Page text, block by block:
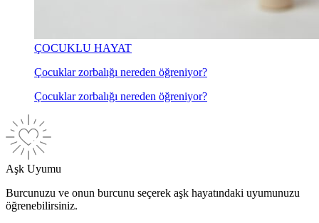
ÇOCUKLU HAYAT
Çocuklar zorbalığı nereden öğreniyor?
Çocuklar zorbalığı nereden öğreniyor?
Aşk Uyumu
Burcunuzu ve onun burcunu seçerek aşk hayatındaki uyumunuzu
öğrenebilirsiniz.